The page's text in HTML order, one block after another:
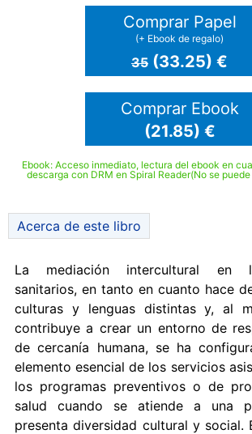
Comprar Papel
(+ Ebook de regalo)
35 (33.25) €
Comprar Ebook
(21.85) €
Ebook: Acceso inmediato, lectura del ebook en
descarga con DRM en Spiral Reader(No se
Acerca de este libro
La mediación intercultural en
sanitarios, en tanto en cuanto hace
culturas y lenguas distintas y, al
contribuye a crear un entorno de
de cercanía humana, se ha
elemento esencial de los servicios
los programas preventivos o de
salud cuando se atiende a una
presenta diversidad cultural y social.